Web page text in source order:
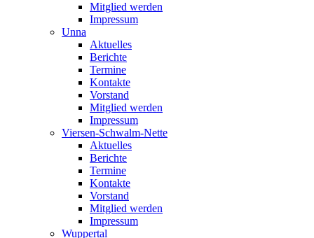
Mitglied werden
Impressum
Unna
Aktuelles
Berichte
Termine
Kontakte
Vorstand
Mitglied werden
Impressum
Viersen-Schwalm-Nette
Aktuelles
Berichte
Termine
Kontakte
Vorstand
Mitglied werden
Impressum
Wuppertal